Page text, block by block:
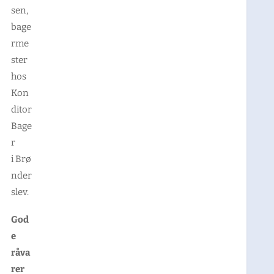
sen,
bage
rme
ster
hos
Kon
ditor
Bage
r
i Brø
nder
slev.
God
e
råva
rer